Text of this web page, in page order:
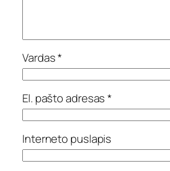
Vardas*
El. pašto adresas*
Interneto puslapis